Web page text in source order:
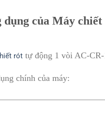
dụng của Máy
rót tự động 1 vòi AC-
chính của máy: